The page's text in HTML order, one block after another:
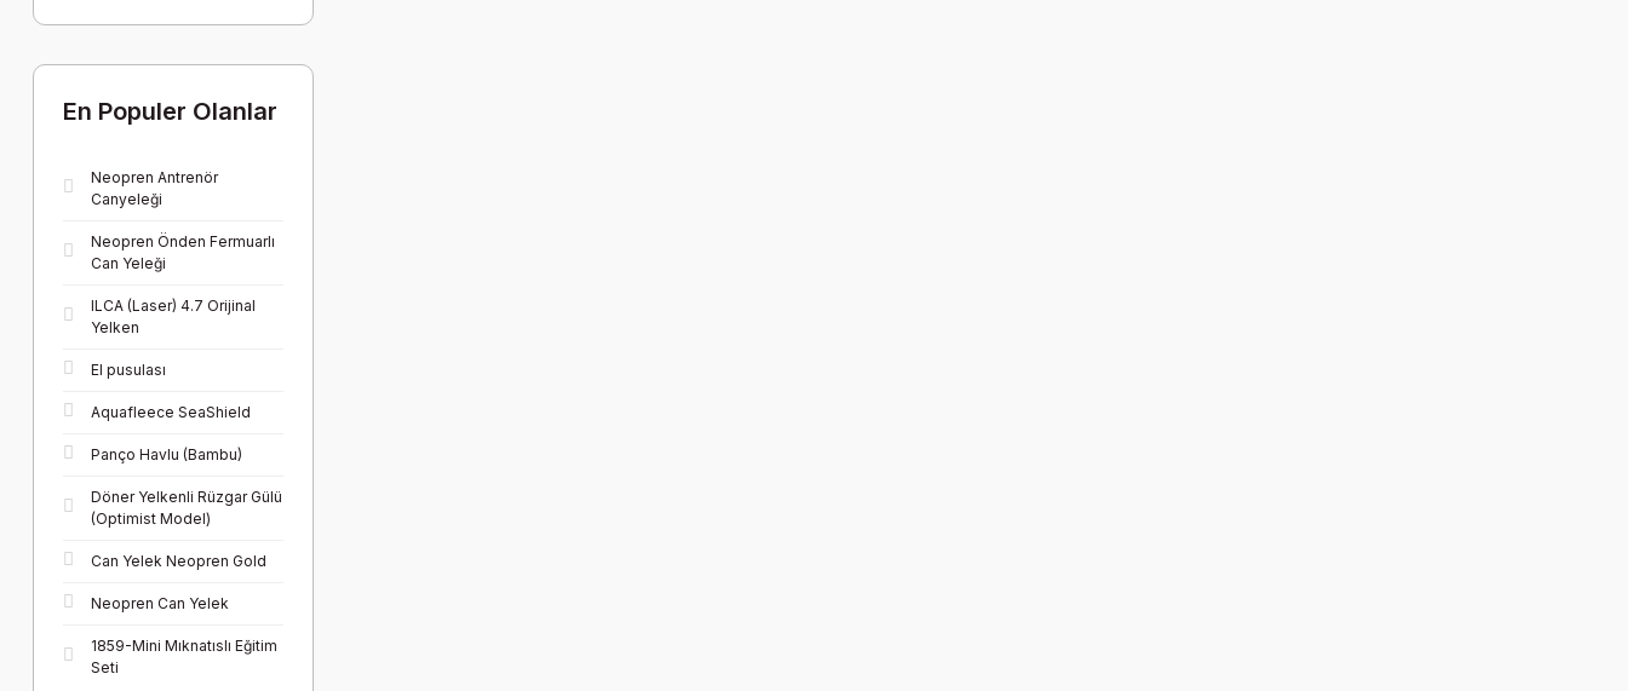
En Populer Olanlar
Neopren Antrenör
Canyeleği
Neopren Önden Fermuarlı
Can Yeleği
ILCA (Laser) 4.7 Orijinal
Yelken
El pusulası
Aquafleece SeaShield
Panço Havlu (Bambu)
Döner Yelkenli Rüzgar Gülü
(Optimist Model)
Can Yelek Neopren Gold
Neopren Can Yelek
1859-Mini Mıknatıslı Eğitim
Seti